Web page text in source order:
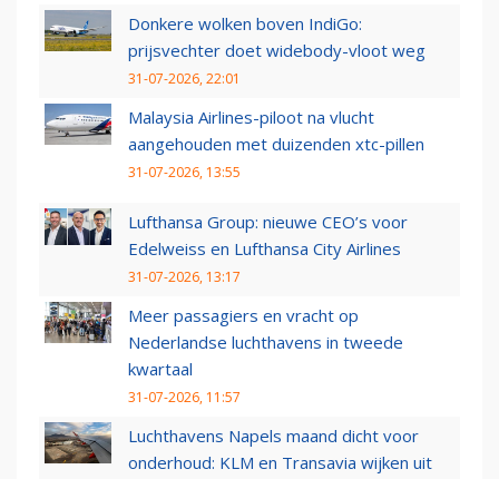
Donkere wolken boven IndiGo:
prijsvechter doet widebody-vloot weg
31-07-2026, 22:01
Malaysia Airlines-piloot na vlucht
aangehouden met duizenden xtc-pillen
31-07-2026, 13:55
Lufthansa Group: nieuwe CEO’s voor
Edelweiss en Lufthansa City Airlines
31-07-2026, 13:17
Meer passagiers en vracht op
Nederlandse luchthavens in tweede
kwartaal
31-07-2026, 11:57
Luchthavens Napels maand dicht voor
onderhoud: KLM en Transavia wijken uit